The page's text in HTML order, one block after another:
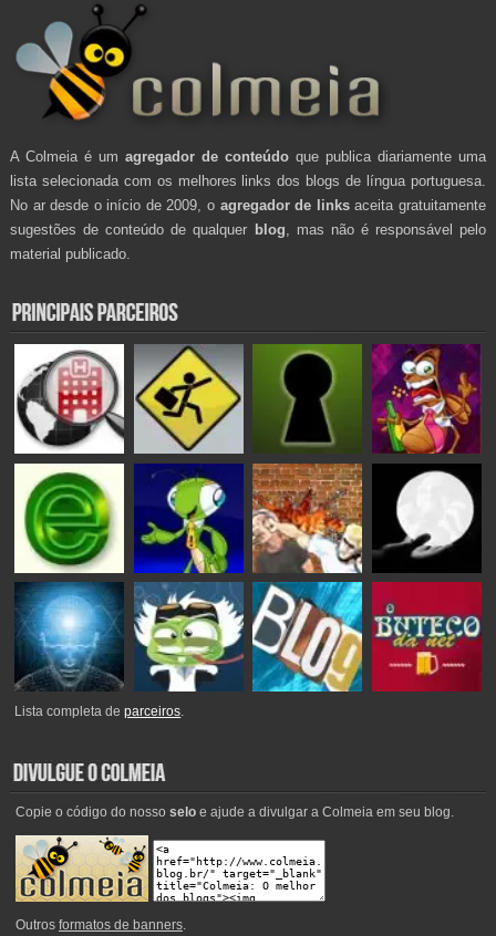
A Colmeia é um agregador de conteúdo que publica diariamente uma
lista selecionada com os melhores links dos blogs de língua portuguesa.
No ar desde o início de 2009, o agregador de linksaceita gratuitamente
sugestões de conteúdo de qualquer blog , mas não é responsável pelo
material publicado.
Lista completa deparceiros.
Copie o código do nosso seloe ajude a divulgar a Colmeia em seu blog.
Outros formatos de banners.